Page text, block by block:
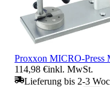
Proxxon MICRO-Press
114,98 €inkl. MwSt.
Lieferung bis 2-3